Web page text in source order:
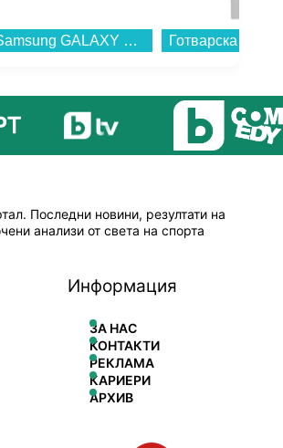
Смарт часовник Samsung GALAXY WATCH 7 44MM SILVER SM-L310NZSA , 1.47 , 2 , 32GB вградена памет...
Последни новини, резултати на
анализи от света на спорта
Информация
ЗА НАС
КОНТАКТИ
РЕКЛАМА
КАРИЕРИ
АРХИВ